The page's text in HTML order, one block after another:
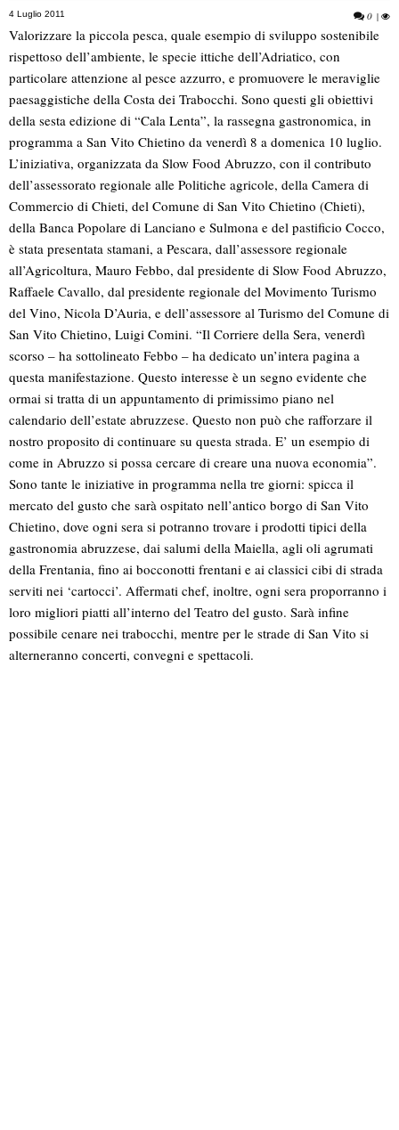
4 Luglio 2011 0 |
Valorizzare la piccola pesca, quale esempio di sviluppo sostenibile
rispettoso dell’ambiente, le specie ittiche dell’Adriatico, con
particolare attenzione al pesce azzurro, e promuovere le meraviglie
paesaggistiche della Costa dei Trabocchi. Sono questi gli obiettivi
della sesta edizione di “Cala Lenta”, la rassegna gastronomica, in
programma a San Vito Chietino da venerdì 8 a domenica 10 luglio.
L’iniziativa, organizzata da Slow Food Abruzzo, con il contributo
dell’assessorato regionale alle Politiche agricole, della Camera di
Commercio di Chieti, del Comune di San Vito Chietino (Chieti),
della Banca Popolare di Lanciano e Sulmona e del pastificio Cocco,
è stata presentata stamani, a Pescara, dall’assessore regionale
all’Agricoltura, Mauro Febbo, dal presidente di Slow Food Abruzzo,
Raffaele Cavallo, dal presidente regionale del Movimento Turismo
del Vino, Nicola D’Auria, e dell’assessore al Turismo del Comune di
San Vito Chietino, Luigi Comini. “Il Corriere della Sera, venerdì
scorso – ha sottolineato Febbo – ha dedicato un’intera pagina a
questa manifestazione. Questo interesse è un segno evidente che
ormai si tratta di un appuntamento di primissimo piano nel
calendario dell’estate abruzzese. Questo non può che rafforzare il
nostro proposito di continuare su questa strada. E’ un esempio di
come in Abruzzo si possa cercare di creare una nuova economia”.
Sono tante le iniziative in programma nella tre giorni: spicca il
mercato del gusto che sarà ospitato nell’antico borgo di San Vito
Chietino, dove ogni sera si potranno trovare i prodotti tipici della
gastronomia abruzzese, dai salumi della Maiella, agli oli agrumati
della Frentania, fino ai bocconotti frentani e ai classici cibi di strada
serviti nei ‘cartocci’. Affermati chef, inoltre, ogni sera proporranno i
loro migliori piatti all’interno del Teatro del gusto. Sarà infine
possibile cenare nei trabocchi, mentre per le strade di San Vito si
alterneranno concerti, convegni e spettacoli.